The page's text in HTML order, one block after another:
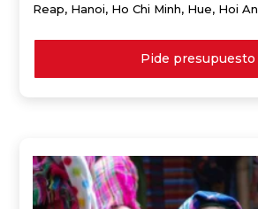
Reap, Hanoi, Ho Chi Minh, Hue, Hoi An
Pide presupuesto